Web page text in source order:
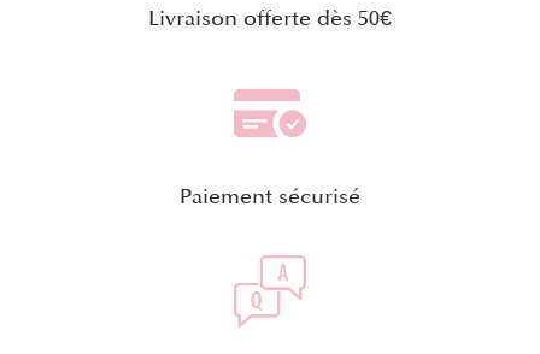
Livraison offerte dès 50€
Paiement sécurisé